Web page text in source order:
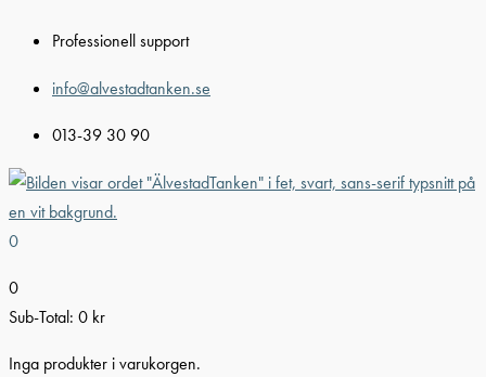
innehåll
Professionell support
info@alvestadtanken.se
013-39 30 90
0
0
Sub-Total: 0 kr
Inga produkter i varukorgen.